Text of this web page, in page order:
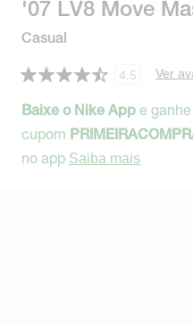
'07 LV8 Move
Casual
4.5 Ver
Baixe o Nike App e ganhe
cupom
no app Saiba mais